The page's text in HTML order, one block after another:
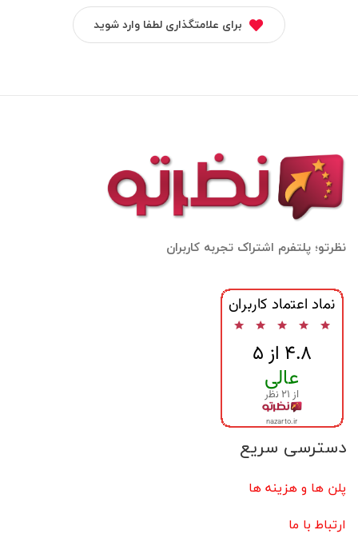
برای علامتگذاری لطفا وارد شوید
نظرتو؛ پلتفرم اشتراک تجربه کاربران
دسترسی سریع
پلن ها و هزینه ها
ارتباط با ما